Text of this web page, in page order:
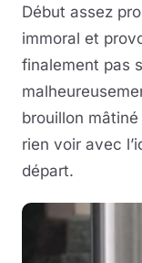
Début assez
immoral et
finalement pas
brouillon mâtiné
rien voir avec
départ.